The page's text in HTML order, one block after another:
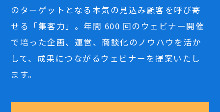
のターゲットとなる本気の見込み顧客を呼び寄
せる「集客力」。年間 600 回のウェビナー開催
で培った企画、運営、商談化のノウハウを活か
して、成果につながるウェビナーを提案いたし
ます。